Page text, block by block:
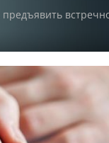
предъявить